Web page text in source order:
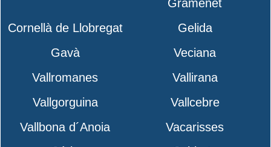
Gramenet
Cornellà de Llobregat
Gelida
Gavà
Veciana
Vallromanes
Vallirana
Vallgorguina
Vallcebre
Vallbona d´Anoia
Vacarisses